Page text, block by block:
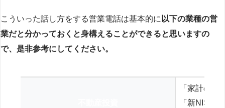
こういった話し方をする営業電話は基本的に 以下の業種の営
業だと分かっておくと身構えることができると思いますの
で、是非参考にしてください。
「家計の見
「新NISA